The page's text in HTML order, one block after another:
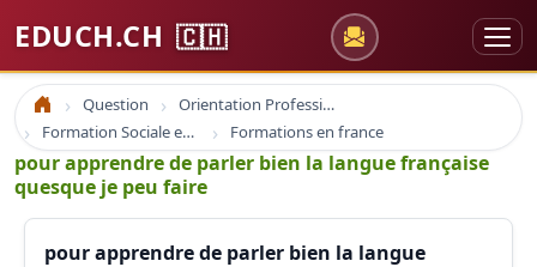
EDUCH.CH 🇨🇭
Accueil Question
Orientation Professionnelle
Formation Sociale en France
Formations en france
pour apprendre de parler bien la langue française
quesque je peu faire
pour apprendre de parler bien la langue